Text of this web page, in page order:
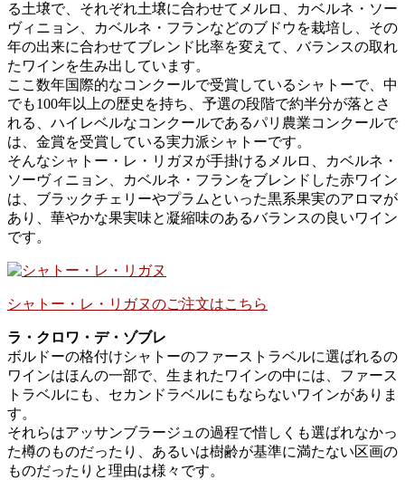
る土壌で、それぞれ土壌に合わせてメルロ、カベルネ・ソー
ヴィニョン、カベルネ・フランなどのブドウを栽培し、その
年の出来に合わせてブレンド比率を変えて、バランスの取れ
たワインを生み出しています。
ここ数年国際的なコンクールで受賞しているシャトーで、中
でも100年以上の歴史を持ち、予選の段階で約半分が落とさ
れる、ハイレベルなコンクールであるパリ農業コンクールで
は、金賞を受賞している実力派シャトーです。
そんなシャトー・レ・リガヌが手掛けるメルロ、カベルネ・
ソーヴィニョン、カベルネ・フランをブレンドした赤ワイン
は、ブラックチェリーやプラムといった黒系果実のアロマが
あり、華やかな果実味と凝縮味のあるバランスの良いワイン
です。
シャトー・レ・リガヌのご注文はこちら
ラ・クロワ・デ・ゾブレ
ボルドーの格付けシャトーのファーストラベルに選ばれるの
ワインはほんの一部で、生まれたワインの中には、ファース
トラベルにも、セカンドラベルにもならないワインがありま
す。
それらはアッサンブラージュの過程で惜しくも選ばれなかっ
た樽のものだったり、あるいは樹齢が基準に満たない区画の
ものだったりと理由は様々です。